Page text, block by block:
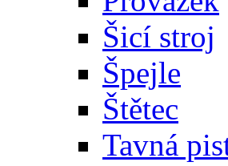
Šicí stroj
Špejle
Štětec
Tavná